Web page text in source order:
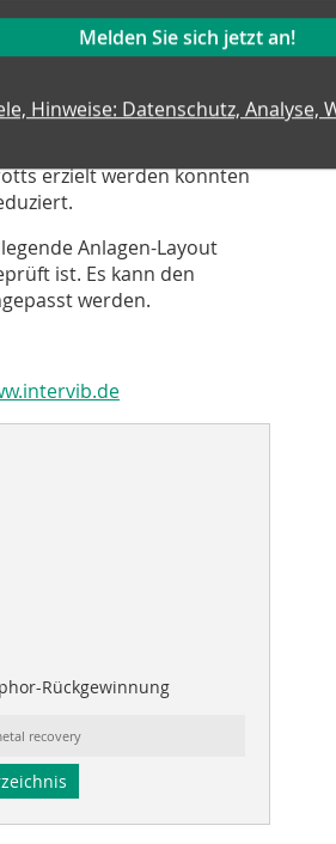
die Siebmaschine von
NE-Anteile vor der
wurden mehr als 10 %
gefunden und
im Produktionsprozess
erzielt werden konnten
Anlagen-Layout
ist. Es kann den
werden.
Rückgewinnung
recovery
Melden Sie sich jetzt an!
Hinweise: Datenschutz, Analyse,